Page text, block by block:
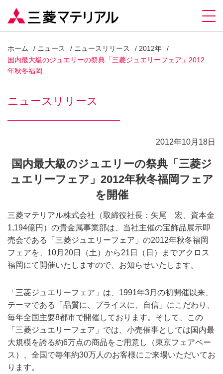
ホーム ニュース ニュースリリース
2012年
国内最大級のジュエリーの祭典「三菱ジュエリーフェア」2012
年秋冬福岡…
ニュースリリース
2012年10月18日
国内最大級のジュエリーの祭典「三菱ジ
ュエリーフェア」2012年秋冬福岡フェア
を開催
三菱マテリアル株式会社（取締役社長：矢尾 宏、資本金
1,194億円）の貴金属事業部は、当社主催の宝飾品展示即
売会である「三菱ジュエリーフェア」の2012年秋冬福岡
フェアを、10月20日（土）から21日（日）までアクロス
福岡にて開催いたしますので、お知らせいたします。
「三菱ジュエリーフェア」は、1991年3月の初開催以来、
テーマである「品質に、プライスに、自信」にこだわり、
毎年全国主要8都市で開催しております。そして、この
「三菱ジュエリーフェア」では、小売催事としては国内最
大規模を誇る約6万点の商品をご用意し（東京フェアベー
ス）、全国で毎年約30万人のお客様にご来場いただいてお
ります。